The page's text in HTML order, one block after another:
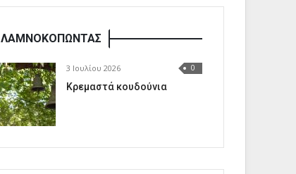
ΛΑΜΝΟΚΟΠΩΝΤΑΣ
3 Ιουλίου 2026 0
Κρεμαστά κουδούνια